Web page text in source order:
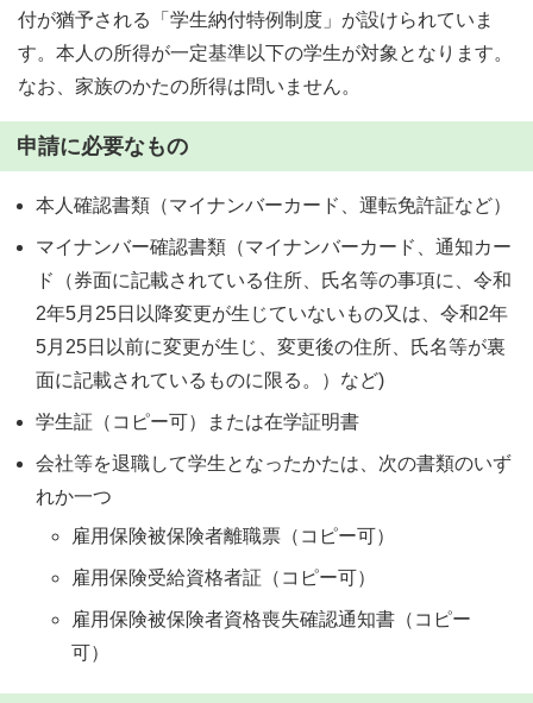
付が猶予される「学生納付特例制度」が設けられていま
す。本人の所得が一定基準以下の学生が対象となります。
なお、家族のかたの所得は問いません。
申請に必要なもの
本人確認書類（マイナンバーカード、運転免許証など）
マイナンバー確認書類（マイナンバーカード、通知カー
ド（券面に記載されている住所、氏名等の事項に、令和
2年5月25日以降変更が生じていないもの又は、令和2年
5月25日以前に変更が生じ、変更後の住所、氏名等が裏
面に記載されているものに限る。）など)
学生証（コピー可）または在学証明書
会社等を退職して学生となったかたは、次の書類のいず
れか一つ
雇用保険被保険者離職票（コピー可）
雇用保険受給資格者証（コピー可）
雇用保険被保険者資格喪失確認通知書（コピー
可）